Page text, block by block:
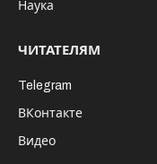
принимала
боролись за
русского